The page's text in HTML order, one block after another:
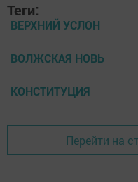
Теги:
ВЕРХНИЙ УСЛОН
ВОЛЖСКАЯ НОВЬ
КОНСТИТУЦИЯ
Перейти на